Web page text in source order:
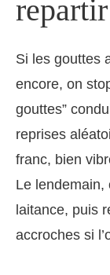
repartir
Si les gouttes
encore, on
gouttes”
reprises
franc, bien
Le lendemain,
laitance, puis
accroches si